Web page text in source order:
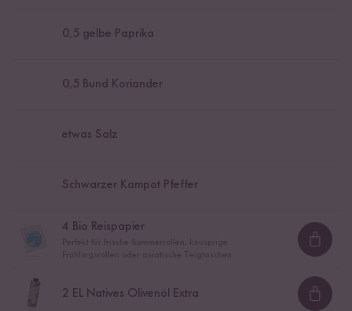
0,5 gelbe Paprika
0,5 Bund Koriander
etwas Salz
Schwarzer Kampot Pfeffer
4 Bio Reispapier
2 EL Natives Olivenöl Extra